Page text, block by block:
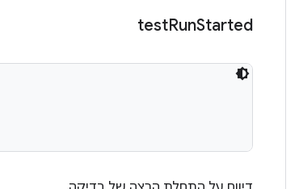
testRunStarted